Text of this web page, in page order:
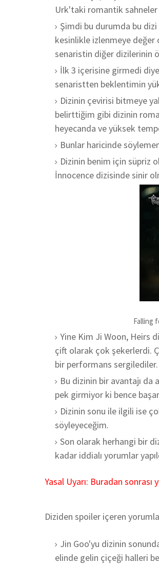
Urk'taki romantik sahneler
Şimdi bu durumda bu
kesinlikle izlenmeye
senaristin diğer dizilerinin
İlk 3 içerisine girmedi
senaristten beklentimin
Dizinin çevirisi bitmeye
belirttiğim gibi dizinin
heyecanda ve yüksek
Bunlar haricinde
Dizinin benim için süpriz
İnnocence dizisinde sinir
Falling
Yine Kim Ji Woon, Heirs
çift olarak çok şekerlerdi.
bir performans sergilediler.
Bu dizinin bir avantajı da
pek girmiyor ki bence
Dizinin sonu ile ilgili ise
söyleyeceğim.
Son olarak herhangi bir
kadar iddialı yorumlar
Yasal Uyarı: Buradan
Diziden spoiler içeren
Jin Goo'yu dizinin
elinde gelin çiçeği halleri